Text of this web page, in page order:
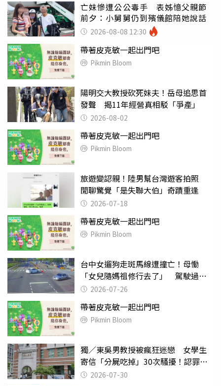
亡妹慘遭公公毒手 表姊憶父親節
前夕：小舅舅仍到殯儀館陪她說話
2026-08-08 12:30
帶著皮克敏一起出門吧
Pikmin Bloom
陽明交大教授砍死妹夫！岳母追思首
發聲 揭11年經營真相駁「爭產」
2026-08-02
帶著皮克敏一起出門吧
Pikmin Bloom
旅遊變認親！陸男幫台灣遊客拍照
閒聊驚覺「是失聯大伯」奇蹟重逢
2026-07-18
帶著皮克敏一起出門吧
Pikmin Bloom
台中女遛狗走斑馬線遭撞亡！母慟
「女兒隨媽祖修行去了」 駕駛過失
致死判9月
2026-07-26
帶著皮克敏一起出門吧
Pikmin Bloom
獨／東吳男教授被瘋狂迷戀 女學生
寄信「分屍吃掉」30次騷擾！認罪免
關 2026-07-30